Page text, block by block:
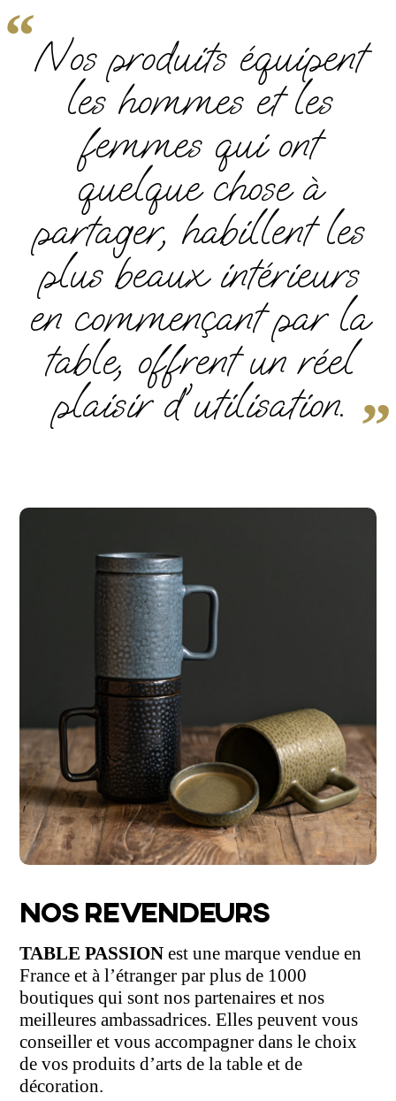
“Nos produits équipent
les hommes et les
femmes qui ont
quelque chose à
partager, habillent les
plus beaux intérieurs
en commençant par la
table, offrent un réel
plaisir d'utilisation. ”
NOS REVENDEURS
TABLE PASSIONest une marque vendue en
France et à l’étranger par plus de 1000
boutiques qui sont nos partenaires et nos
meilleures ambassadrices. Elles peuvent vous
conseiller et vous accompagner dans le choix
de vos produits d’arts de la table et de
décoration.